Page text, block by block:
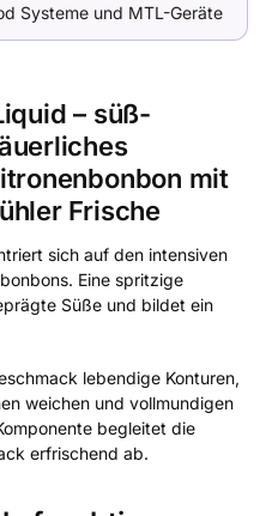
Systeme und MTL-Geräte
– süß-
mit
Frische
sich auf den intensiven
Eine spritzige
Süße und bildet ein
lebendige Konturen,
weichen und vollmundigen
begleitet die
erfrischend ab.